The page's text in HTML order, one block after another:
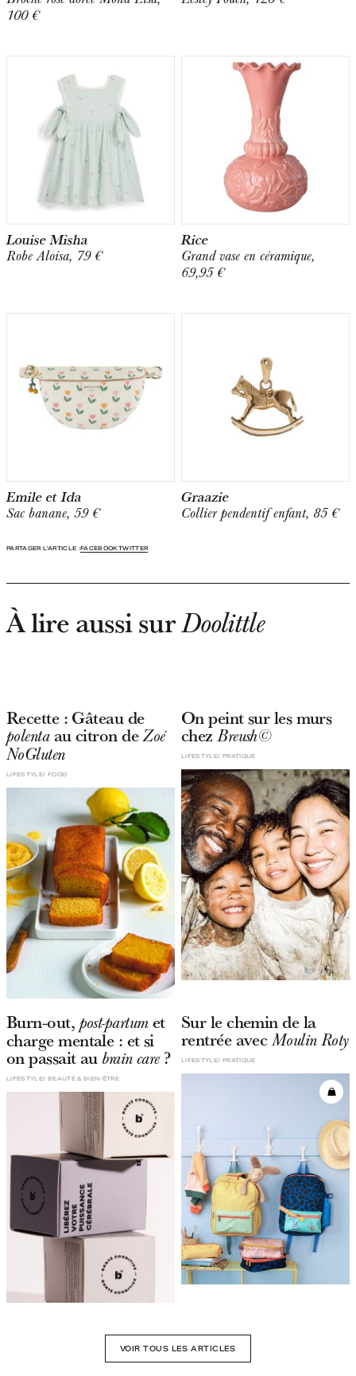
100 €
Louise Misha
Robe Aloisa, 79 €
Rice
Grand vase en céramique,
69,95 €
Emile et Ida
Sac banane, 59 €
Graazie
Collier pendentif enfant, 85 €
PARTAGER L'ARTICLE :FACEBOOKTWITTER
À lire aussi surDoolittle
Recette : Gâteau de
polentaau citron deZoé
NoGluten
FOOD
LIFESTYLE
On peint sur les murs
chezBreush©
LIFESTYLE PRATIQUE
Burn-out, post-partumet
charge mentale : et si
on passait aubrain care?
BEAUTÉ & BIEN-ÊTRE
LIFESTYLE
Sur le chemin de la
rentrée avecMoulin Roty
LIFESTYLE PRATIQUE
VOIR TOUS LES ARTICLES